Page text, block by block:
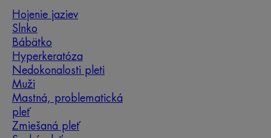
Hojenie jaziev
Slnko
Bábätko
Hyperkeratóza
Nedokonalosti pleti
Muži
Mastná, problematická
pleť
Zmiešaná pleť